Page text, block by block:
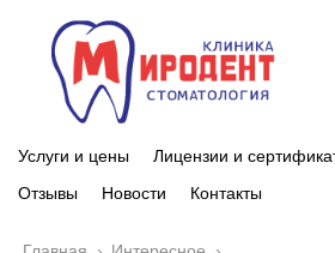
Услуги и цены Лицензии и
Отзывы
Новости Контакты